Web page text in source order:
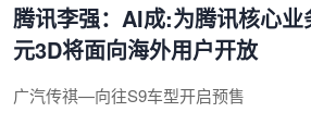
腾讯李强：AI成:为腾讯核心
元3D将面向海外用户开放
广汽传祺—向往S9车型开启预售